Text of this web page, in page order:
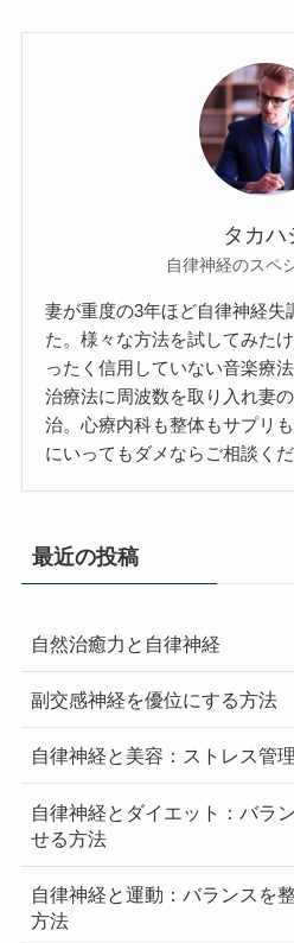
タカハ
自律神経のスペ
妻が重度の3年ほど自律神経失
た。様々な方法を試してみた
ったく信用していない音楽療
治療法に周波数を取り入れ妻
治。心療内科も整体もサプリ
にいってもダメならご相談くだ
最近の投稿
自然治癒力と自律神経
副交感神経を優位にする方法
自律神経と美容：ストレス管
自律神経とダイエット：バラ
せる方法
自律神経と運動：バランスを
方法